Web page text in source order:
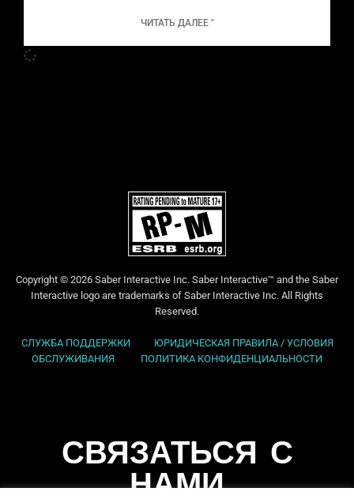
ЧИТАТЬ ДАЛЕЕ "
Copyright © 2026 Saber Interactive Inc. Saber Interactive™ and the Saber
Interactive logo are trademarks of Saber Interactive Inc. All Rights
Reserved.
СЛУЖБА ПОДДЕРЖКИ
ЮРИДИЧЕСКАЯ ПРАВИЛА / УСЛОВИЯ
ОБСЛУЖИВАНИЯ
ПОЛИТИКА КОНФИДЕНЦИАЛЬНОСТИ
СВЯЗАТЬСЯ С
НАМИ